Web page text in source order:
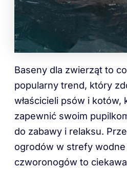
Baseny dla zwierząt to
popularny trend, który
właścicieli psów i kotów,
zapewnić swoim
do zabawy i relaksu.
ogrodów w strefy
czworonogów to